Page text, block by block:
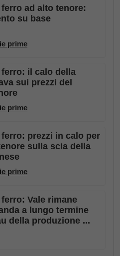
ad alto tenore:
su base
prime
il calo della
sui prezzi del
prime
prezzi in calo per
sulla scia della
prime
Vale rimane
a lungo termine
della produzione ...